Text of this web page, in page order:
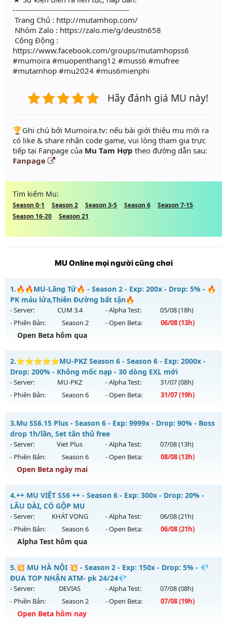
----------------------------------------------
Trang Chủ : http://mutamhop.com/
Nhóm Zalo : https://zalo.me/g/deustn658
Cộng Động :
https://www.facebook.com/groups/mutamhopss6
#mumoira #muopenthang12 #muss6 #mufree
#mutamhop #mu2024 #mus6mienphi
Hãy đánh giá MU này!
️🏆Ghi chú bởi Mumoira.tv: nếu bài giới thiệu mu mới ra
có like & share nhận code game, vui lòng tham gia trực
tiếp tại Fanpage của Mu Tam Hợp theo đường dẫn sau:
Fanpage
Tìm kiếm Mu:
Season 0-1 Season 2 Season 3-5 Season 6
Season 7-15
Season 16-20
Season 21
MU Online mọi người cũng chơi
1.🔥🔥MU-Lãng Tử🔥 - Season 2 - Exp: 200x - Drop: 5% - 🔥
PK máu lửa,Thiên Đường bất tận🔥
- Server: CỤM 3.4 - Alpha Test: 05/08(18h)
- Phiên Bản:
Season 2 - Open Beta: 06/08(13h)
Open Beta hôm qua
🔥🔥MU-Lãng Tử🔥 - 🔥PK máu lửa,Thiên Đường bất tận🔥
Mu mới ra tháng 08 2026 - Mở máy chủ CỤM 3.4vào 13h
ngày 06/08/2626
Exp: 200x - Drop: 5%
Thể loại: Mu Nguyên bản Webzen
Antihack: Sharkguard
2.⭐⭐⭐⭐⭐MU-PKZ Season 6 - Season 6 - Exp: 2000x -
Drop: 200% - Không mốc nạp - 30 dòng EXL mới
- Server: MU-PKZ - Alpha Test: 31/07(08h)
- Phiên Bản:
Season 6 - Open Beta: 31/07(19h)
⭐⭐⭐⭐⭐MU-PKZ Season 6 - Không mốc nạp - 30 dòng
EXL mới
Mu mới ra tháng 07 2026 - Mở máy chủ
MU-PKZvào 19h
ngày 31/07/2626
Exp: 2000x - Drop: 200%
Thể loại: Mu Nguyên bản Webzen
Antihack: SuperAnti
3.Mu SS6.15 Plus - Season 6 - Exp: 9999x - Drop: 90% - Boss
drop 1h/lần, Set tân thủ free
- Server: Viet Plus - Alpha Test: 07/08(13h)
- Phiên Bản:
Season 6 - Open Beta: 08/08(13h)
Open Beta ngày mai
Mu SS6.15 Plus - Boss drop 1h/lần, Set tân thủ free
Mu mới ra tháng 08 2026 - Mở máy chủ
ngày 08/08/2626
Exp: 9999x - Drop: 90%
Kiểu reset: Reset In Game
Thể loại: Mu Bán Đồ Full Trong Shop
Antihack: Phoenix chống hack mới
4.++ MU VIỆT SS6 ++ - Season 6 - Exp: 300x - Drop: 20% -
LÂU DÀI, CÓ GỘP MU
- Server: KHÁT VỌNG - Alpha Test: 06/08(21h)
- Phiên Bản:
Season 6 - Open Beta: 06/08(21h)
Alpha Test hôm qua
++ MU VIỆT SS6 ++ - LÂU DÀI, CÓ GỘP MU
Mu mới ra tháng 08 2026 - Mở máy chủ
21h ngày 06/08/2626
Exp: 300x - Drop: 20%
Kiểu reset: Reset In Game
5.💥 MU HÀ NỘI 💥 - Season 2 - Exp: 150x - Drop: 5% - 💎
ĐUA TOP NHẬN ATM- pk 24/24💎
- Server: DEVIAS - Alpha Test: 07/08(08h)
- Phiên Bản:
Season 2 - Open Beta: 07/08(19h)
Open Beta hôm nay